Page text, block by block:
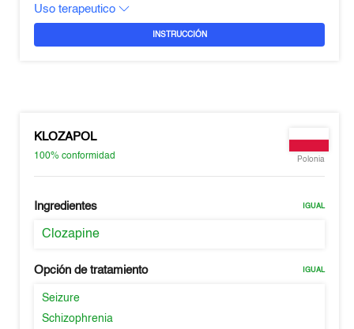
Uso terapeutico
INSTRUCCIÓN
KLOZAPOL
100%conformidad Polonia
Ingredientes IGUAL
Clozapine
Opción de tratamiento IGUAL
Seizure
Schizophrenia